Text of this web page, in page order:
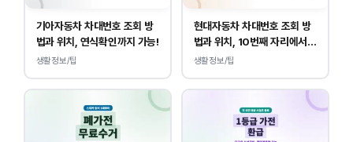
기아자동차 차대번호 조회 방
법과 위치, 연식확인까지 가능!
생활정보/팁
현대자동차 차대번호 조회 방
법과 위치, 10번째 자리에서
연식 확인!
생활정보/팁